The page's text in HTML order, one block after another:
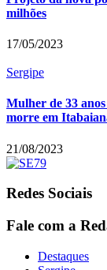
milhões
17/05/2023
Sergipe
Mulher de 33
morre em
21/08/2023
Redes Sociais
Fale com a
Destaques